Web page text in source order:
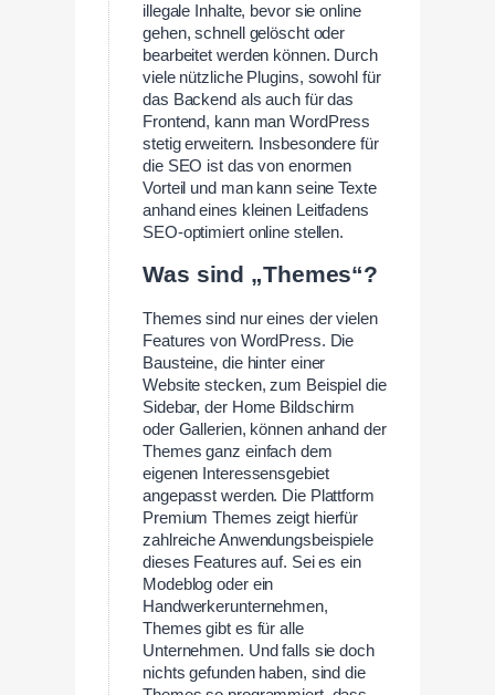
illegale Inhalte, bevor sie online
gehen, schnell gelöscht oder
bearbeitet werden können. Durch
viele nützliche Plugins, sowohl für
das Backend als auch für das
Frontend, kann man WordPress
stetig erweitern. Insbesondere für
die SEO ist das von enormen
Vorteil und man kann seine Texte
anhand eines kleinen Leitfadens
SEO-optimiert online stellen.
Was sind „Themes“?
Themes sind nur eines der vielen
Features von WordPress. Die
Bausteine, die hinter einer
Website stecken, zum Beispiel die
Sidebar, der Home Bildschirm
oder Gallerien, können anhand der
Themes ganz einfach dem
eigenen Interessensgebiet
angepasst werden. Die Plattform
Premium Themes zeigt hierfür
zahlreiche Anwendungsbeispiele
dieses Features auf. Sei es ein
Modeblog oder ein
Handwerkerunternehmen,
Themes gibt es für alle
Unternehmen. Und falls sie doch
nichts gefunden haben, sind die